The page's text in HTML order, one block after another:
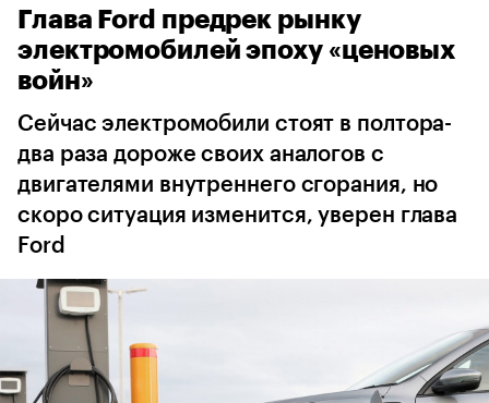
Haval Jaecoo Voyah
Глава Ford предрек рынку
электромобилей эпоху «ценовых
войн»
Сейчас электромобили стоят в полтора-
два раза дороже своих аналогов с
двигателями внутреннего сгорания, но
скоро ситуация изменится, уверен глава
Ford